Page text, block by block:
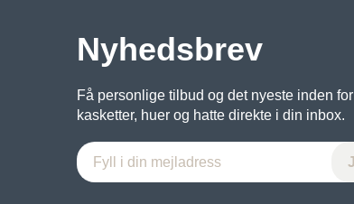
Nyhedsbrev
Få personlige tilbud og det nyeste inden for
kasketter, huer og hatte direkte i din inbox.